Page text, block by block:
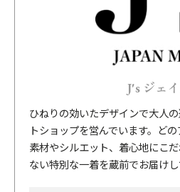
J's ジェ
ひねりの効いたデザインで大人
トショップを営んでいます。ど
素材やシルエット、着心地にこ
ない特別な一着を蔵前でお届けし